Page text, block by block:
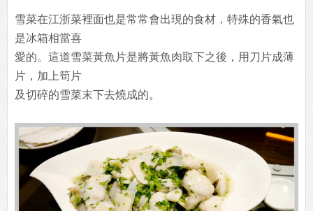
雪菜在江浙菜裡面也是常常會出現的食材，特殊的香氣也
是冰箱相當喜
愛的。這道雪菜黃魚片是將黃魚肉取下之後，用刀片成薄
片，加上筍片
及切碎的雪菜末下去燒成的。